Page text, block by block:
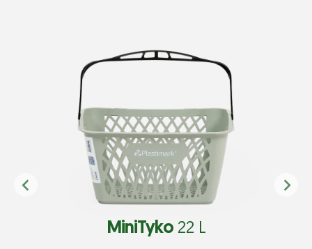
MiniTyko22 L